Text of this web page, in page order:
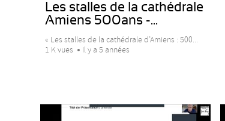
Les stalles de la cathédrale
Amiens 500ans -...
« Les stalles de la cathédrale d’Amiens : 500...
1 K vues
Il y a 5 années